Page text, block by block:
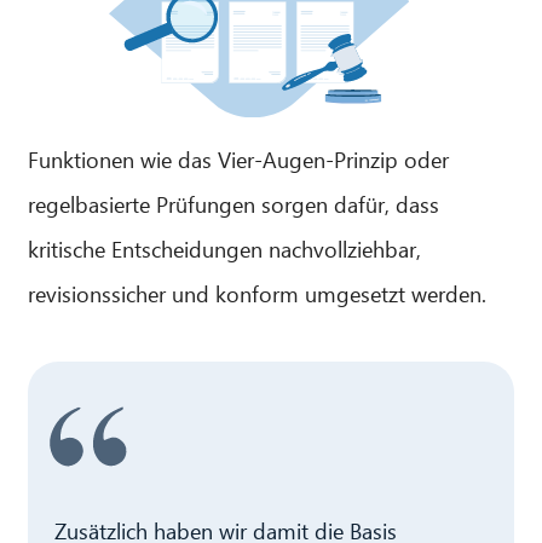
Funktionen wie das Vier-Augen-Prinzip oder
regelbasierte Prüfungen sorgen dafür, dass
kritische Entscheidungen nachvollziehbar,
revisionssicher und konform umgesetzt werden.
Zusätzlich haben wir damit die Basis